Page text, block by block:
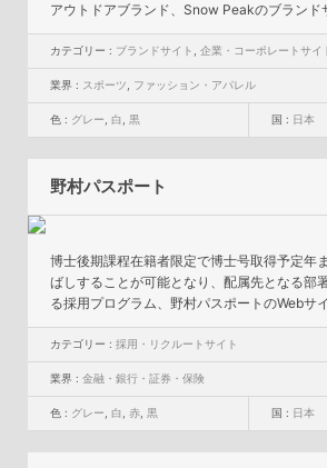
アウトドアブランド、Snow Peakのブランド
カテゴリー : ブランドサイト ,企業・コーポレートサイ
業界 : スポーツ ファッション・アパレル
色 : グレー ,白 ,黒 国 : 日本
野村パスポート
博士後期課程在籍者限定で博士号取得予定年
ばしすることが可能となり、配属先となる部
る採用プログラム、野村パスポートのWebサ
カテゴリー :採用・リクルートサイト
業界 :金融・銀行・証券・保険
色 : グレー ,白 ,赤 ,黒 国 : 日本